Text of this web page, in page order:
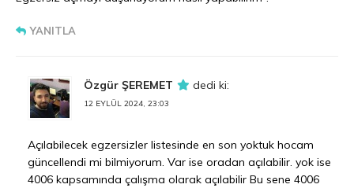
YANITLA
Özgür ŞEREMET dedi ki:
12 EYLÜL 2024, 23:03
Açılabilecek egzersizler listesinde en son yoktuk hocam
güncellendi mi bilmiyorum. Var ise oradan açılabilir. yok ise
4006 kapsamında çalışma olarak açılabilir Bu sene 4006